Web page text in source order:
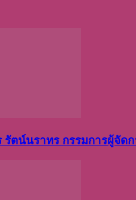
ตน์​นรา​ทร​ กรรมการ​ผู้จัด